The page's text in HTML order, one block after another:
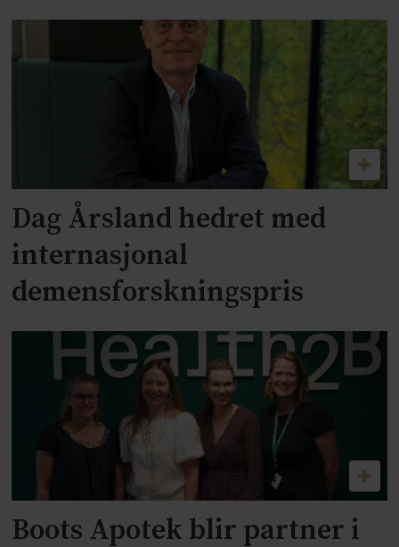
Dag Årsland hedret med
internasjonal
demensforskningspris
Boots Apotek blir partner i